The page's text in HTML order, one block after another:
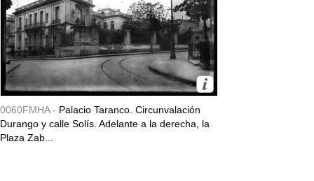
0060FMHA - Palacio Taranco. Circunvalación
Durango y calle Solís. Adelante a la derecha, la
Plaza Zab...